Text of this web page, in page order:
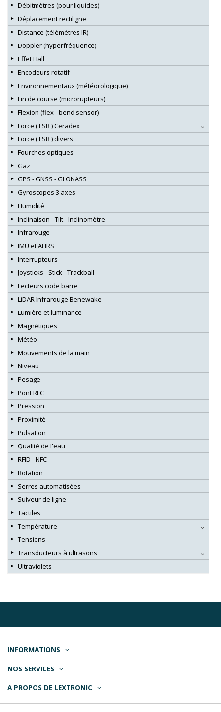
Débitmètres (pour liquides)
Déplacement rectiligne
Distance (télémètres IR)
Doppler (hyperfréquence)
Effet Hall
Encodeurs rotatif
Environnementaux (météorologique)
Fin de course (microrupteurs)
Flexion (flex - bend sensor)
Force ( FSR ) Ceradex
Force ( FSR ) divers
Fourches optiques
Gaz
GPS - GNSS - GLONASS
Gyroscopes 3 axes
Humidité
Inclinaison - Tilt - Inclinomètre
Infrarouge
IMU et AHRS
Interrupteurs
Joysticks - Stick - Trackball
Lecteurs code barre
LiDAR Infrarouge Benewake
Lumière et luminance
Magnétiques
Météo
Mouvements de la main
Niveau
Pesage
Pont RLC
Pression
Proximité
Pulsation
Qualité de l'eau
RFID - NFC
Rotation
Serres automatisées
Suiveur de ligne
Tactiles
Température
Tensions
Transducteurs à ultrasons
Ultraviolets
INFORMATIONS
NOS SERVICES
A PROPOS DE LEXTRONIC